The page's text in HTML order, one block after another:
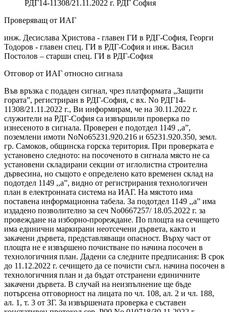
РДГ14-11308/21.11.2022 г. РДГ София
Проверяващ от ИАГ
инж. Десислава Христова - главен ГИ в РДГ-София, Георги
Тодоров - главен спец. ГИ в РДГ-София и инж. Васил
Постолов – старши спец. ГИ в РДГ-София
Отговор от ИАГ относно сигнала
Във връзка с подаден сигнал, чрез платформата „Защити
гората”, регистриран в РДГ-София, с вх. No РДГ14-
11308/21.11.2022 г., Ви информирам, че на 30.11.2022 г.
служители на РДГ-София са извършили проверка по
изнесеното в сигнала. Проверен е подотдел 1149 ,,а”,
поземлени имоти NoNo65231.920.216 и 65231.920.350, земл.
гр. Самоков, общинска горска територия. При проверката е
установено следното: на посоченото в сигнала място не са
установени складирани секции от иглолистна строителна
дървесина, но същото е определено като временен склад на
подотдел 1149 ,,а”, видно от регистрирания технологичен
план в електронната система на ИАГ. На мястото има
поставена информационна табела. За подотдел 1149 ,,а” има
издадено позволително за сеч No0667257/ 18.05.2022 г. за
провеждане на изборно-прореждане. По площта на сечището
има единични маркирани неотсечени дървета, както и
закачени дървета, представляващи опасност. Върху част от
площта не е извършено почистване по начина посочен в
технологичния план. Дадени са следните предписания: В срок
до 11.12.2022 г. сечището да се почисти съгл. начина посочен в
технологичния план и да бъдат отстранени единичните
закачени дървета. В случай на неизпълнение ще бъде
потърсена отговорност на лицата по чл. 108, ал. 2 и чл. 188,
ал. 1, т. 3 от ЗГ. За извършената проверка е съставен